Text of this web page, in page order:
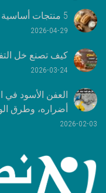
5 منتجات أساسية اصنعها في منزلك بجودة تفوق “الجاهز”
2026-04-29
كيف تصنع خل
2026-03-24
العفن الأسود في
أضراره، وطرق
2026-02-03